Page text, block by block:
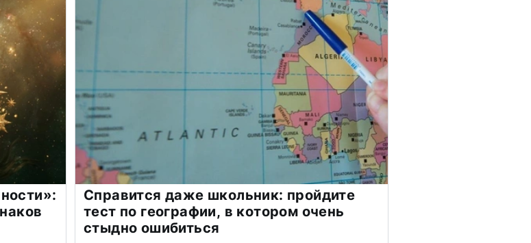
Справится даже школьник: пройдите
тест по географии, в котором очень
стыдно ошибиться